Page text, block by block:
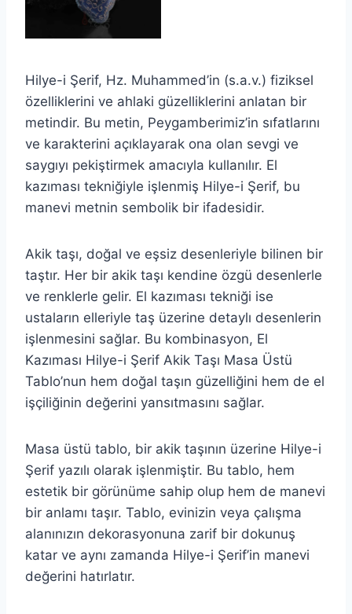
Hilye-i Şerif, Hz. Muhammed’in (s.a.v.) fiziksel
özelliklerini ve ahlaki güzelliklerini anlatan bir
metindir. Bu metin, Peygamberimiz’in sıfatlarını
ve karakterini açıklayarak ona olan sevgi ve
saygıyı pekiştirmek amacıyla kullanılır. El
kazıması tekniğiyle işlenmiş Hilye-i Şerif, bu
manevi metnin sembolik bir ifadesidir.
Akik taşı, doğal ve eşsiz desenleriyle bilinen bir
taştır. Her bir akik taşı kendine özgü desenlerle
ve renklerle gelir. El kazıması tekniği ise
ustaların elleriyle taş üzerine detaylı desenlerin
işlenmesini sağlar. Bu kombinasyon, El
Kazıması Hilye-i Şerif Akik Taşı Masa Üstü
Tablo’nun hem doğal taşın güzelliğini hem de el
işçiliğinin değerini yansıtmasını sağlar.
Masa üstü tablo, bir akik taşının üzerine Hilye-i
Şerif yazılı olarak işlenmiştir. Bu tablo, hem
estetik bir görünüme sahip olup hem de manevi
bir anlamı taşır. Tablo, evinizin veya çalışma
alanınızın dekorasyonuna zarif bir dokunuş
katar ve aynı zamanda Hilye-i Şerif’in manevi
değerini hatırlatır.